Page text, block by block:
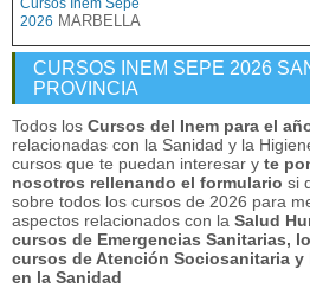
Cursos Inem Sepe
2026 MARBELLA
CURSOS INEM SEPE 2026
PROVINCIA
Todos los Cursos del Inem para el
relacionadas con la Sanidad y la
cursos que te puedan interesar y te
nosotros rellenando el formulario si
sobre todos los cursos de 2026 para
aspectos relacionados con la Salud
cursos de Emergencias Sanitarias,
cursos de Atención Sociosanitaria
en la Sanidad